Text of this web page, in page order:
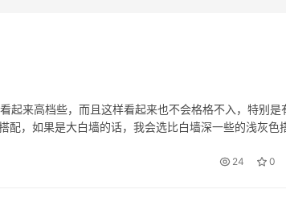
起来高档些，而且这样看起来也不会格格不入，特别是
配，如果是大白墙的话，我会选比白墙深一些的浅灰色
24 0